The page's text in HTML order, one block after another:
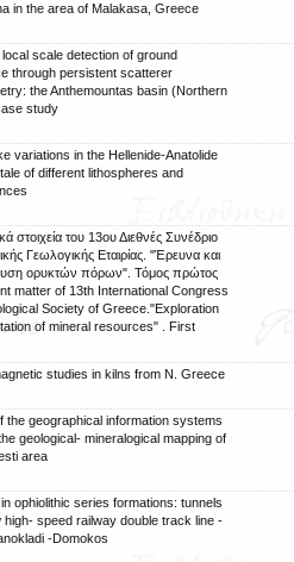
in the area of Malakasa, Greece
local scale detection of ground
through persistent scatterer
the Anthemountas basin (Northern
study
variations in the Hellenide-Anatolide
of different lithospheres and
στοιχεία του 13ου Διεθνές Συνέδριο
Γεωλογικής Εταιρίας. "Έρευνα και
ορυκτών πόρων". Τόμος πρώτος
matter of 13th International Congress
Society of Greece."Exploration
of mineral resources" . First
studies in kilns from N. Greece
the geographical information systems
geological- mineralogical mapping of
area
ophiolithic series formations: tunnels
high- speed railway double track line -
-Domokos